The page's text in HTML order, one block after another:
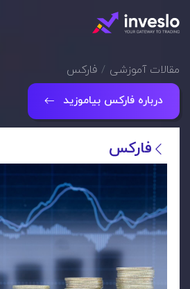
مقالات آموزشی فارکس
درباره فارکس بیاموزید
فارکس